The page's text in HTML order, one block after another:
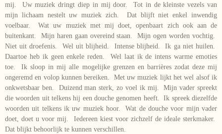
mij. Uw muziek dringt diep in mij door. Tot in de kleinste vezels van
mijn lichaam nestelt uw muziek zich. Dat blijft niet enkel inwendig
voelbaar. Wat uw muziek met mij doet, openbaart zich ook aan de
buitenkant. Mijn haren gaan overeind staan. Mijn ogen worden vochtig.
Niet uit droefenis. Wel uit blijheid. Intense blijheid. Ik ga niet huilen.
Daartoe heb ik geen enkele reden. Wel laat ik de intens warme emoties
toe. Ik sloop in mij alle mogelijke grenzen en barrières zodat deze mij
ongeremd en volop kunnen bereiken. Met uw muziek lijkt het wel alsof ik
onkwetsbaar ben. Duizend man sterk, zo voel ik mij. Mijn vader spreekt
die woorden uit telkens hij een douche genomen heeft. Ik spreek diezelfde
woorden uit telkens ik uw muziek hoor. Wat de douche voor mijn vader
doet, doet u voor mij. Iedereen kiest voor zichzelf de ideale sterkmaker.
Dat blijkt behoorlijk te kunnen verschillen.